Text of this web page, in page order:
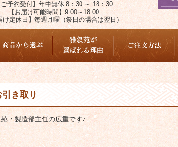
ご予約受付】年中無休 8：30 ～ 18：30
【お届け可能時間】9:00～18:00
け定休日】毎週月曜（祭日の場合は翌日）
き取り
・製造部主任の広重です♪